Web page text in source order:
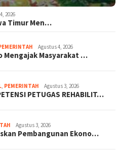
2026
Timur Men…
Agustus 4, 2026
Mengajak Masyarakat …
PEMERINTAH Agustus 3, 2026
PETUGAS REHABILIT…
Agustus 3, 2026
Pembangunan Ekono…